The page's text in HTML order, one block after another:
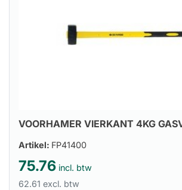
VOORHAMER VIERKANT 4KG
Artikel: FP41400
75.76 incl. btw
62.61 excl. btw